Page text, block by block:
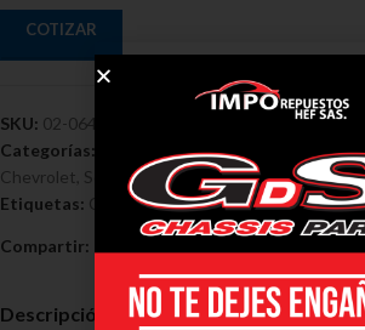
COTIZAR
SKU: 02-0642
Categorías:
Cauchos / Muñecos
Chevrolet Soporte chevrolet captiva
Etiquetas: Chevrolet,Soporte Cardan
Compartir:
Descripción